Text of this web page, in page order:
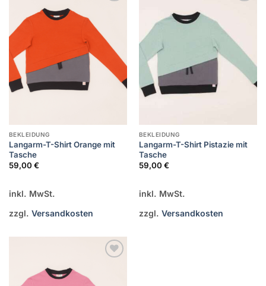
Wunschliste
hinzufügen
BEKLEIDUNG
Langarm-T-Shirt Orange mit
Tasche
59,00 €
inkl. MwSt.
zzgl. Versandkosten
Wunschliste
hinzufügen
BEKLEIDUNG
Langarm-T-Shirt Pistazie mit
Tasche
59,00 €
inkl. MwSt.
zzgl. Versandkosten
Wunschliste
hinzufügen